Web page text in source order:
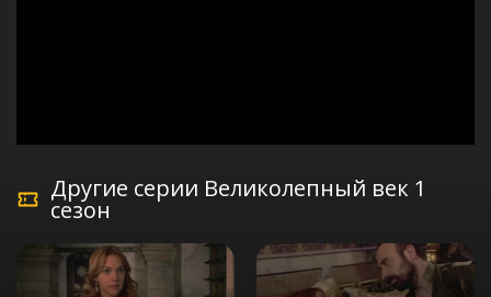
Другие серии Великолепный век 1
сезон